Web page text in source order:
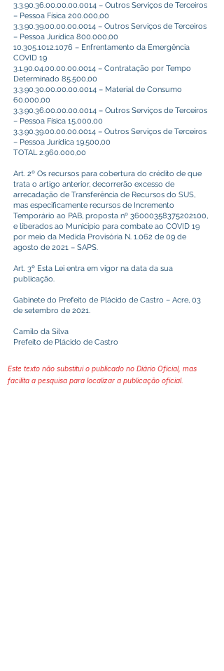
3.3.90.36.00.00.00.0014 – Outros Serviços de Terceiros
– Pessoa Física 200.000,00
3.3.90.39.00.00.00.0014 – Outros Serviços de Terceiros
– Pessoa Jurídica 800.000,00
10.305.1012.1076 – Enfrentamento da Emergência
COVID 19
3.1.90.04.00.00.00.0014 – Contratação por Tempo
Determinado 85.500,00
3.3.90.30.00.00.00.0014 – Material de Consumo
60.000,00
3.3.90.36.00.00.00.0014 – Outros Serviços de Terceiros
– Pessoa Física 15.000,00
3.3.90.39.00.00.00.0014 – Outros Serviços de Terceiros
– Pessoa Jurídica 19.500,00
TOTAL2.960.000,00
Art. 2º Os recursos para cobertura do crédito de que
trata o artigo anterior, decorrerão excesso de
arrecadação de Transferência de Recursos do SUS,
mas especificamente recursos de Incremento
Temporário ao PAB, proposta nº 36000358375202100,
e liberados ao Município para combate ao COVID 19
por meio da Medida Provisória N. 1.062 de 09 de
agosto de 2021 – SAPS.
Art. 3º Esta Lei entra em vigor na data da sua
publicação.
Gabinete do Prefeito de Plácido de Castro – Acre, 03
de setembro de 2021.
Camilo da Silva
Prefeito de Plácido de Castro
Este texto não substitui o publicado no Diário Oficial, mas
facilita a pesquisa para localizar a publicação oficial.